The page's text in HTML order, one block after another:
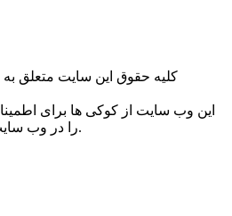
کلیه حقوق این سایت متعلق به
این وب سایت از کوکی ها برای
را در وب سایت ما دارید ، استفاده می کند.